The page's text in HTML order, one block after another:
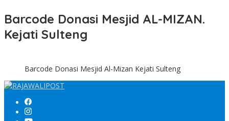
Barcode Donasi Mesjid AL-MIZAN.
Kejati Sulteng
Barcode Donasi Mesjid Al-Mizan Kejati Sulteng